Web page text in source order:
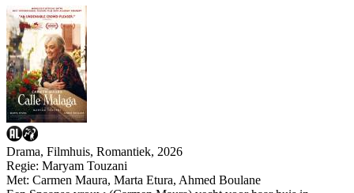
Drama, Filmhuis, Romantiek, 2026
Regie: Maryam Touzani
Met: Carmen Maura, Marta Etura, Ahmed Boulane